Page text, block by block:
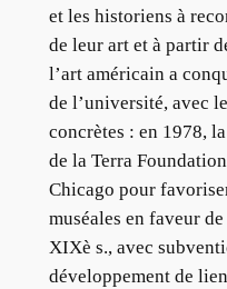
et les historiens à
de leur art et à partir
l’art américain a
de l’université, avec
concrètes : en 1978,
de la Terra
Chicago pour
muséales en faveur
XIXè s., avec
développement de